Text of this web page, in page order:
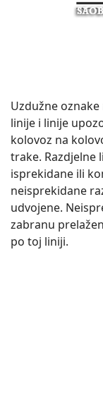
Uzdužne
linije i linije
kolovoz na
trake. Razdjelne
isprekidane ili
neisprekidane
udvojene.
zabranu
po toj liniji.